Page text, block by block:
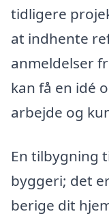
tidligere
at indhente
anmeldelser
kan få en idé
arbejde og
En tilbygning
byggeri; det
berige dit